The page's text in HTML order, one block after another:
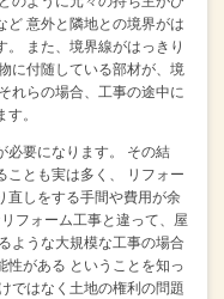
ど 意外と隣地との境界がは
また、境界線がはっきり
に付随している部材が、境
それらの場合、工事の途中に
。
要になります。
その結
とも実は多く、
リフォー
直しをする手間や費用が余
フォーム工事と違って、屋
ような大規模な工事の場合
性がある ということを知っ
ではなく土地の権利の問題